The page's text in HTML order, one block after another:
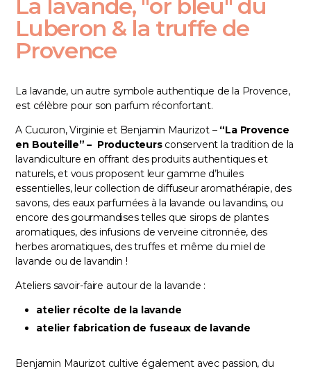
La lavande, "or bleu" du
Luberon & la truffe de
Provence
La lavande, un autre symbole authentique de la Provence,
est célèbre pour son parfum réconfortant.
A Cucuron, Virginie et Benjamin Maurizot – “La Provence
en Bouteille” – Producteurs conservent la tradition de la
lavandiculture en offrant des produits authentiques et
naturels, et vous proposent leur gamme d’huiles
essentielles, leur collection de diffuseur aromathérapie, des
savons, des eaux parfumées à la lavande ou lavandins, ou
encore des gourmandises telles que sirops de plantes
aromatiques, des infusions de verveine citronnée, des
herbes aromatiques, des truffes et même du miel de
lavande ou de lavandin !
Ateliers savoir-faire autour de la lavande :
atelier récolte de la lavande
atelier fabrication de fuseaux de lavande
Benjamin Maurizot cultive également avec passion, du